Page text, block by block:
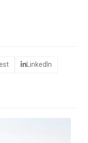
LinkedIn